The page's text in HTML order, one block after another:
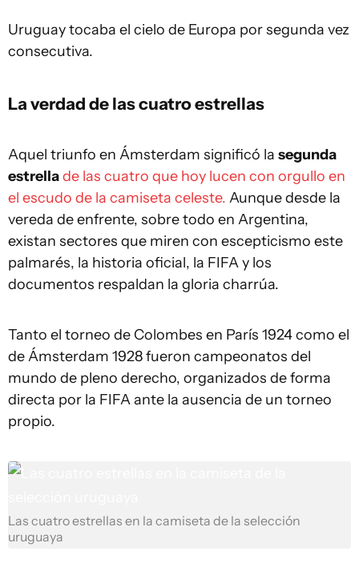
Uruguay tocaba el cielo de Europa por segunda vez
consecutiva.
La verdad de las cuatro estrellas
Aquel triunfo en Ámsterdam significó la segunda
estrellade las cuatro que hoy lucen con orgullo en
el escudo de la camiseta celeste. Aunque desde la
vereda de enfrente, sobre todo en Argentina,
existan sectores que miren con escepticismo este
palmarés, la historia oficial, la FIFA y los
documentos respaldan la gloria charrúa.
Tanto el torneo de Colombes en París 1924 como el
de Ámsterdam 1928 fueron campeonatos del
mundo de pleno derecho, organizados de forma
directa por la FIFA ante la ausencia de un torneo
propio.
Las cuatro estrellas en la camiseta de la selección
uruguaya